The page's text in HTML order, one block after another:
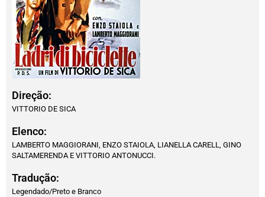
Direção:
VITTORIO DE SICA
Elenco:
LAMBERTO MAGGIORANI, ENZO STAIOLA, LIANELLA CARELL, GINO
SALTAMERENDA E VITTORIO ANTONUCCI.
Tradução:
Legendado/Preto e Branco